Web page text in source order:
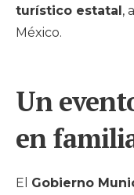
turístico estatal,
México.
Un
en
El Gobierno